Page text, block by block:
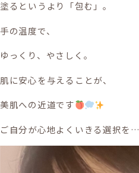
塗るというより「包む」。
手の温度で、
ゆっくり、やさしく。
肌に安心を与えることが、
美肌への近道です
ご自分が心地よくいきる選択を…